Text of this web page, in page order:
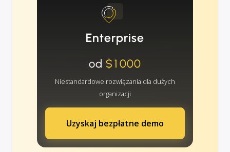
Enterprise
od $1000
Niestandardowe rozwiązania dla dużych
organizacji
Uzyskaj bezpłatne demo